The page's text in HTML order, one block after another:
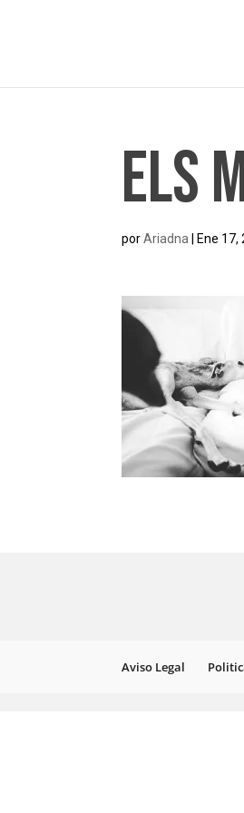
Els
porAriadna Ene 17,
Aviso Legal